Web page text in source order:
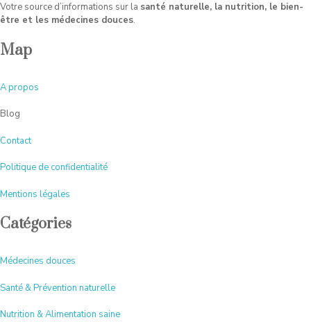
Votre source d’informations sur la santé naturelle, la nutrition, le bien-
être et les médecines douces.
Map
Apropos
Blog
Contact
Politique de confidentialité
Mentions légales
Catégories
Médecines douces
Santé & Prévention naturelle
Nutrition & Alimentation saine